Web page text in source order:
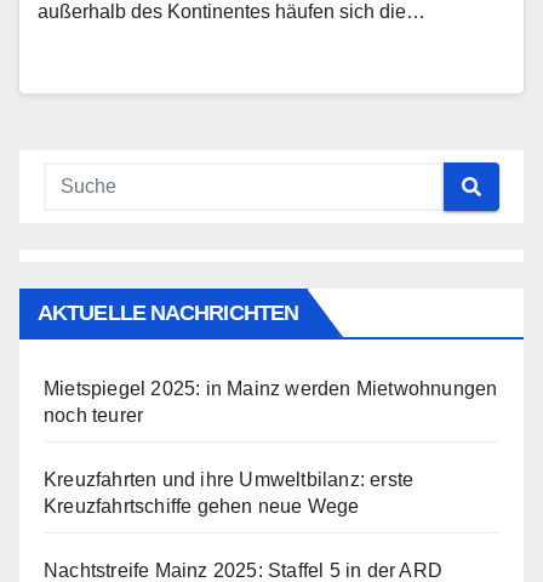
außerhalb des Kontinentes häufen sich die…
AKTUELLE NACHRICHTEN
Mietspiegel 2025: in Mainz werden Mietwohnungen
noch teurer
Kreuzfahrten und ihre Umweltbilanz: erste
Kreuzfahrtschiffe gehen neue Wege
Nachtstreife Mainz 2025: Staffel 5 in der ARD